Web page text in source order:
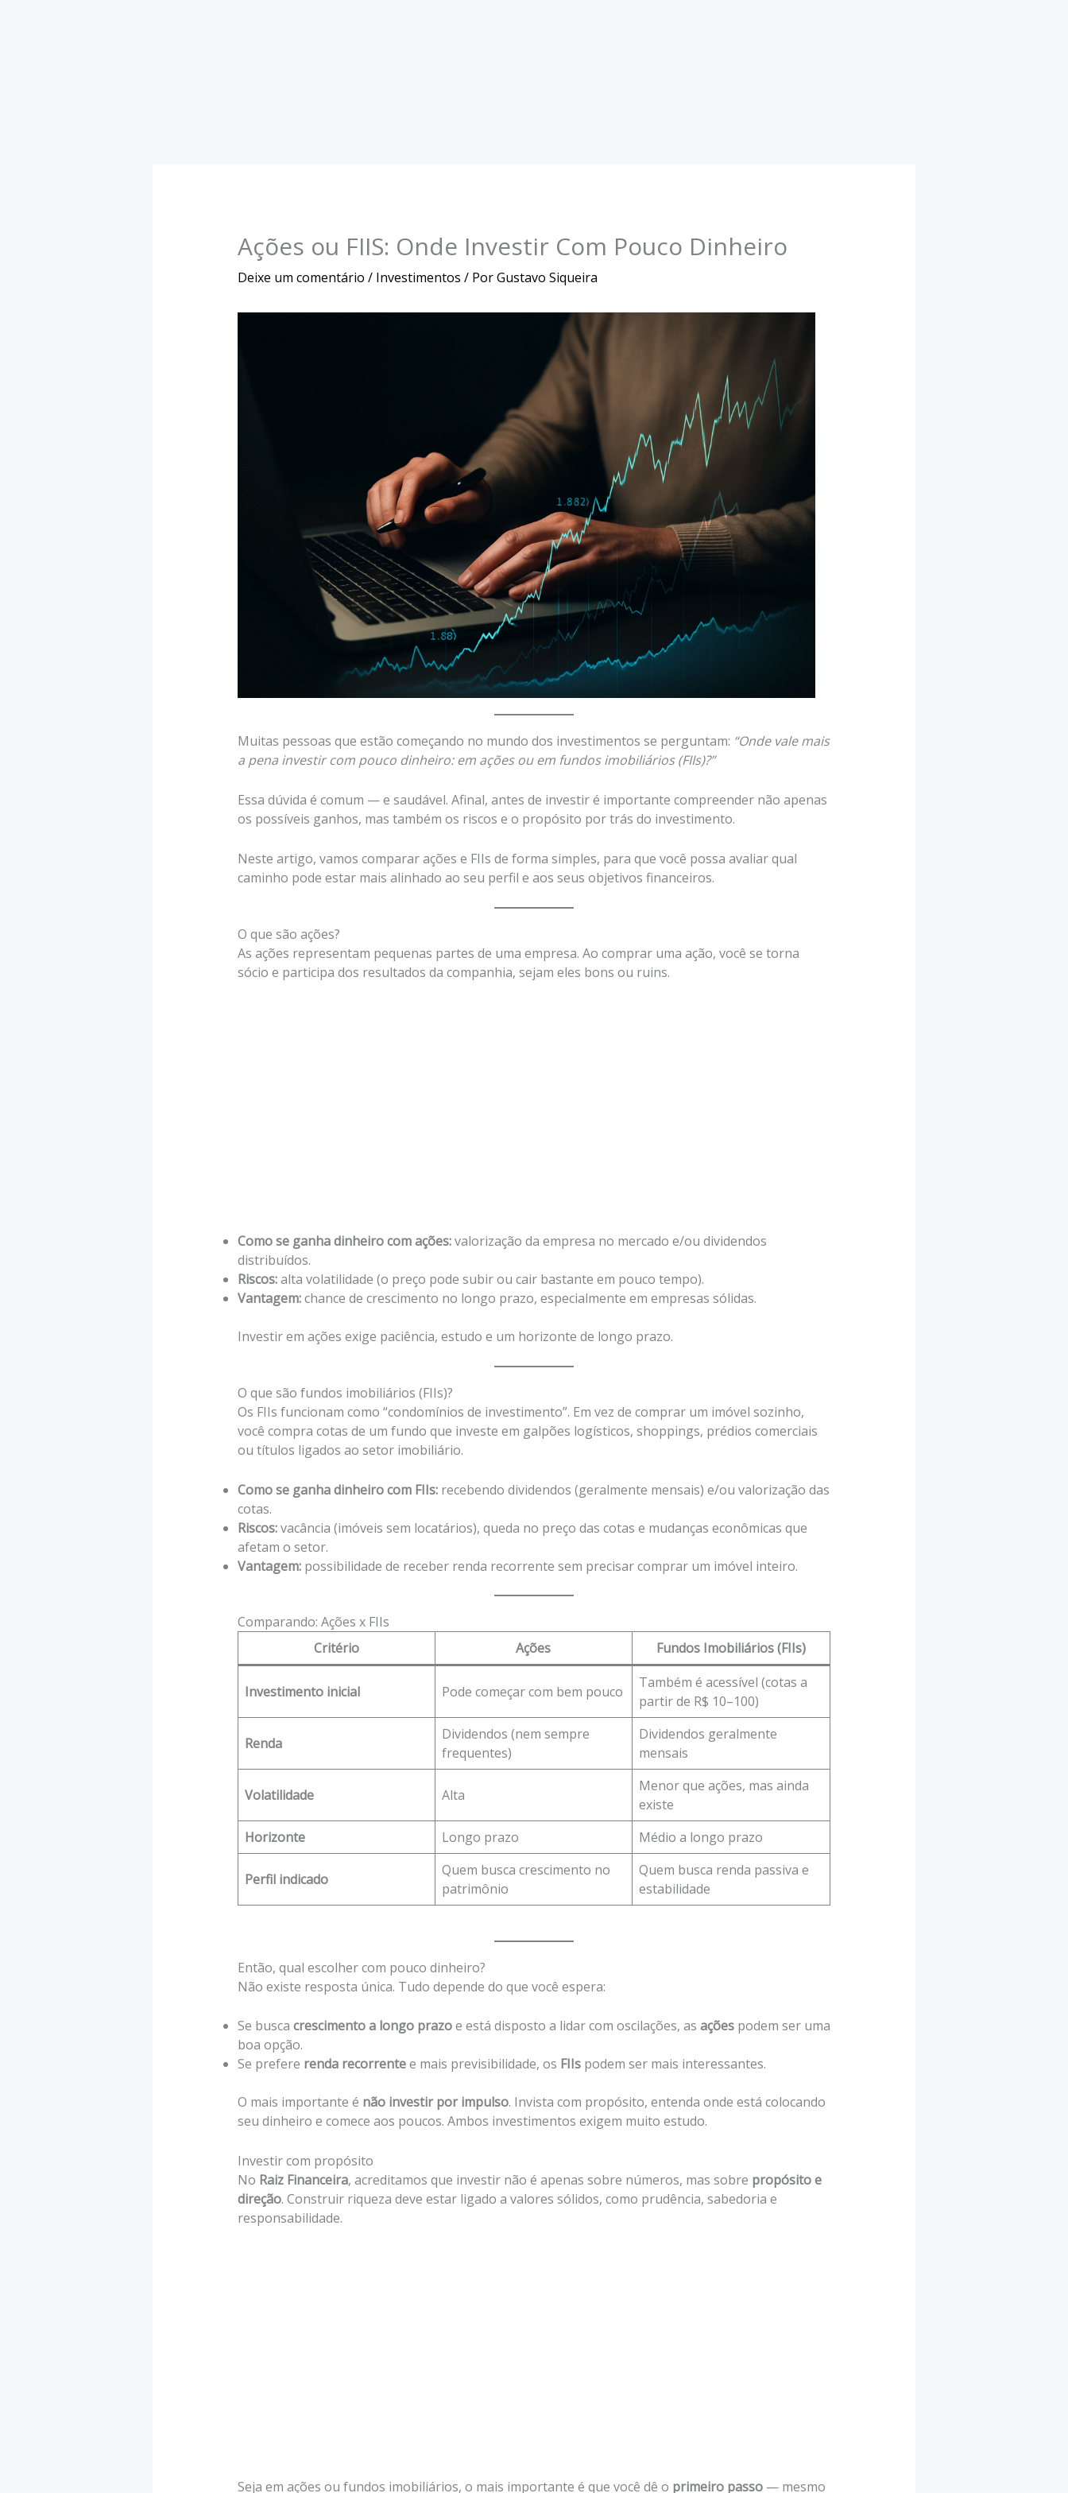
Ações ou FIIS: Onde Investir Com Pouco Dinheiro
Deixe um comentário / Investimentos / PorGustavo Siqueira
Muitas pessoas que estão começando no mundo dos investimentos se perguntam: “Onde vale mais
a pena investir com pouco dinheiro: em ações ou em fundos imobiliários (FIIs)?”
Essa dúvida é comum — e saudável. Afinal, antes de investir é importante compreender não apenas
os possíveis ganhos, mas também os riscos e o propósito por trás do investimento.
Neste artigo, vamos comparar ações e FIIs de forma simples, para que você possa avaliar qual
caminho pode estar mais alinhado ao seu perfil e aos seus objetivos financeiros.
O que são ações?
As ações representam pequenas partes de uma empresa. Ao comprar uma ação, você se torna
sócio e participa dos resultados da companhia, sejam eles bons ou ruins.
Como se ganha dinheiro com ações:valorização da empresa no mercado e/ou dividendos
distribuídos.
Riscos:alta volatilidade (o preço pode subir ou cair bastante em pouco tempo).
Vantagem:chance de crescimento no longo prazo, especialmente em empresas sólidas.
Investir em ações exige paciência, estudo e um horizonte de longo prazo.
O que são fundos imobiliários (FIIs)?
Os FIIs funcionam como “condomínios de investimento”. Em vez de comprar um imóvel sozinho,
você compra cotas de um fundo que investe em galpões logísticos, shoppings, prédios comerciais
ou títulos ligados ao setor imobiliário.
Como se ganha dinheiro com FIIs:recebendo dividendos (geralmente mensais) e/ou valorização das
cotas.
Riscos:vacância (imóveis sem locatários), queda no preço das cotas e mudanças econômicas que
afetam o setor.
Vantagem:possibilidade de receber renda recorrente sem precisar comprar um imóvel inteiro.
Comparando: Ações x FIIs
Critério
Ações Fundos Imobiliários (FIIs)
Investimento inicial Pode começar com bem pouco
Também é acessível (cotas a
partir de R$ 10–100)
Renda
Dividendos (nem sempre
frequentes)
Dividendos geralmente
mensais
Volatilidade Alta
Menor que ações, mas ainda
existe
Horizonte
Longo prazo Médio a longo prazo
Perfil indicado
Quem busca crescimento no
patrimônio
Quem busca renda passiva e
estabilidade
Então, qual escolher com pouco dinheiro?
Não existe resposta única. Tudo depende do que você espera:
Se busca crescimento a longo prazoe está disposto a lidar com oscilações, as açõespodem ser uma
boa opção.
Se prefere renda recorrentee mais previsibilidade, os FIIspodem ser mais interessantes.
O mais importante é não investir por impulso. Invista com propósito, entenda onde está colocando
seu dinheiro e comece aos poucos. Ambos investimentos exigem muito estudo.
Investir com propósito
No Raiz Financeira, acreditamos que investir não é apenas sobre números, mas sobre propósito e
direção. Construir riqueza deve estar ligado a valores sólidos, como prudência, sabedoria e
responsabilidade.
Seja em ações ou fundos imobiliários, o mais importante é que você dê o primeiro passo— mesmo